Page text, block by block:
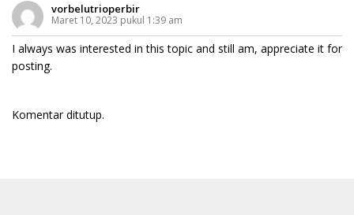
vorbelutrioperbir
Maret 10, 2023 pukul 1:39 am
I always was interested in this topic and still am, appreciate it for
posting.
Komentar ditutup.